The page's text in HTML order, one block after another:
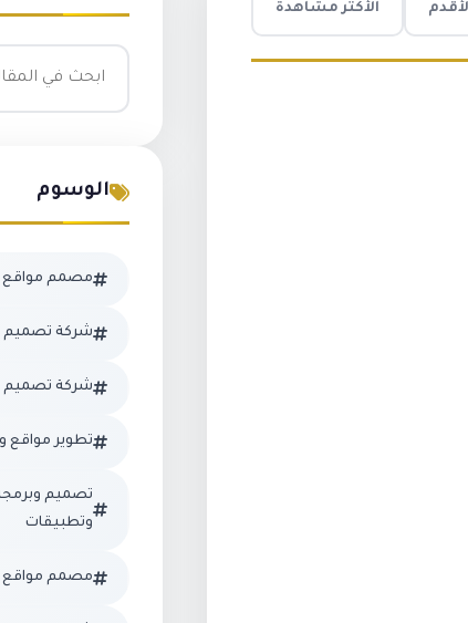
الأكثر مشاهدة
الوسوم
مصمم مواقع
شركة تصميم
شركة تصميم
تطوير مواقع
تصميم
وتطبيقات
مصمم مواقع